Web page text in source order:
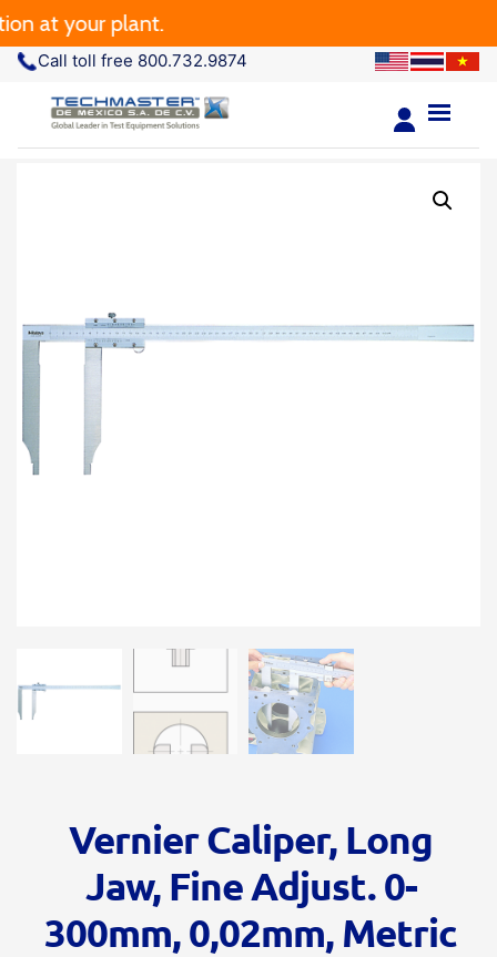
your plant.
Call toll free 800.732.9874
Vernier Caliper, Long
Jaw, Fine Adjust. 0-
300mm, 0,02mm, Metric